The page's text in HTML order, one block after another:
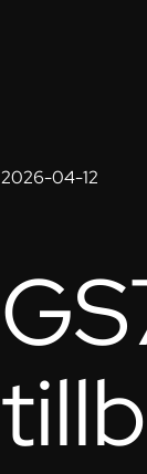
2026-04-12